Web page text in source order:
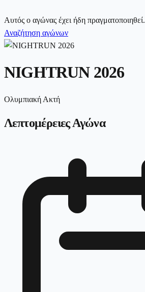
Αυτός ο αγώνας έχει ήδη πραγματοποιηθεί.
Αναζήτηση αγώνων
NIGHTRUN 2026
Ολυμπιακή Ακτή
Λεπτομέρειες Αγώνα